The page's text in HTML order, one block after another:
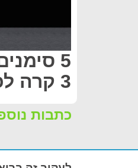
5
3 קרה לכולנו
כתבות